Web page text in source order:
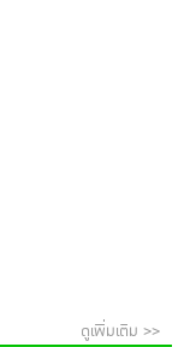
ดูเพิ่มเติม >>